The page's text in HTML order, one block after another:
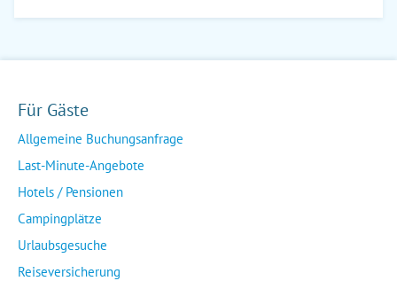
Für Gäste
Allgemeine Buchungsanfrage
Last-Minute-Angebote
Hotels / Pensionen
Campingplätze
Urlaubsgesuche
Reiseversicherung